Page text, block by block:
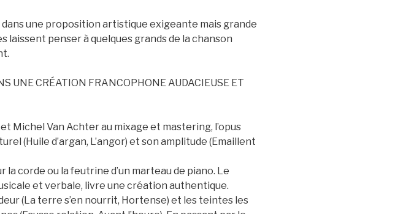
une proposition artistique exigeante mais grande
penser à quelques grands de la chanson
UNE CRÉATION FRANCOPHONE AUDACIEUSE ET
Michel Van Achter au mixage et mastering, l’opus
(Huile d’argan, L’angor) et son amplitude (Emaillent
la corde ou la feutrine d’un marteau de piano. Le
et verbale, livre une création authentique.
(La terre s’en nourrit, Hortense) et les teintes les